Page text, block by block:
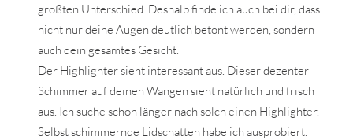
größten Unterschied. Deshalb finde ich auch bei dir, dass
nicht nur deine Augen deutlich betont werden, sondern
auch dein gesamtes Gesicht.
Der Highlighter sieht interessant aus. Dieser dezenter
Schimmer auf deinen Wangen sieht natürlich und frisch
aus. Ich suche schon länger nach solch einen Highlighter.
Selbst schimmernde Lidschatten habe ich ausprobiert.